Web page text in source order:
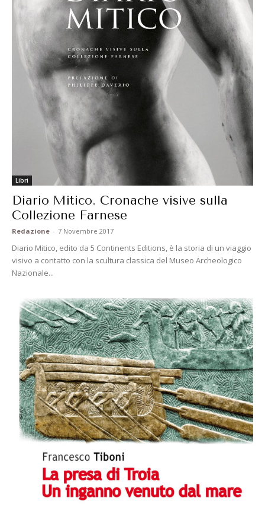
Libri
Diario Mitico. Cronache visive sulla
Collezione Farnese
Redazione - 7 Novembre 2017
Diario Mitico, edito da 5 Continents Editions, è la storia di un viaggio
visivo a contatto con la scultura classica del Museo Archeologico
Nazionale...